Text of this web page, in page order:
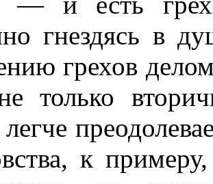
гнездясь в
грехов
только
легче
к